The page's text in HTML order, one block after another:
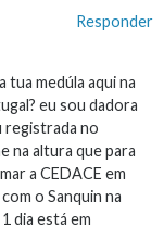
tua medúla aqui na
eu sou dadora
registrada no
na altura que para
a CEDACE em
o Sanquin na
dia está em
Responder